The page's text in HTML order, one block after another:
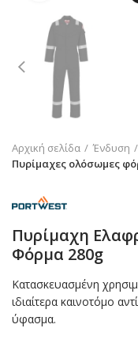
Αρχική σελίδα Ένδυση
Πυρίμαχες ολόσωμες
Πυρίμαχη
Φόρμα 280g
Κατασκευασμένη
ιδιαίτερα καινοτόμο
ύφασμα.